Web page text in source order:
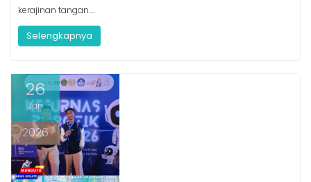
kerajinan tangan.​…
Selengkapnya
26
Jan
2026